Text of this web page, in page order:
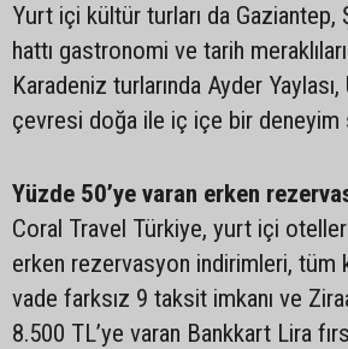
Yurt içi kültür turları da Gaziantep,
hattı gastronomi ve tarih
Karadeniz turlarında Ayder
çevresi doğa ile iç içe bir deneyim
Yüzde 50’ye varan erken
Coral Travel Türkiye, yurt içi
erken rezervasyon indirimleri, tüm
vade farksız 9 taksit imkanı ve
8.500 TL’ye varan Bankkart Lira